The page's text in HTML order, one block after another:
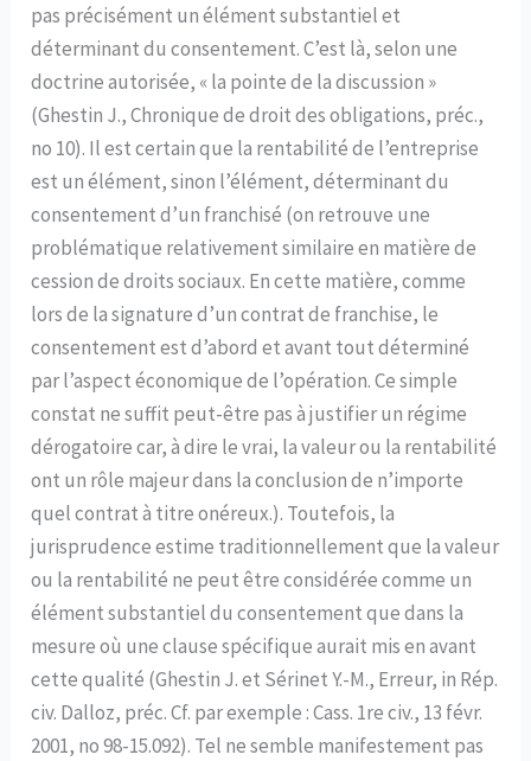
pas précisément un élément substantiel et
déterminant du consentement. C’est là, selon une
doctrine autorisée, « la pointe de la discussion »
(Ghestin J., Chronique de droit des obligations, préc.,
no 10). Il est certain que la rentabilité de l’entreprise
est un élément, sinon l’élément, déterminant du
consentement d’un franchisé (on retrouve une
problématique relativement similaire en matière de
cession de droits sociaux. En cette matière, comme
lors de la signature d’un contrat de franchise, le
consentement est d’abord et avant tout déterminé
par l’aspect économique de l’opération. Ce simple
constat ne suffit peut-être pas à justifier un régime
dérogatoire car, à dire le vrai, la valeur ou la rentabilité
ont un rôle majeur dans la conclusion de n’importe
quel contrat à titre onéreux.). Toutefois, la
jurisprudence estime traditionnellement que la valeur
ou la rentabilité ne peut être considérée comme un
élément substantiel du consentement que dans la
mesure où une clause spécifique aurait mis en avant
cette qualité (Ghestin J. et Sérinet Y.-M., Erreur, in Rép.
civ. Dalloz, préc. Cf. par exemple : Cass. 1re civ., 13 févr.
2001, no 98-15.092). Tel ne semble manifestement pas